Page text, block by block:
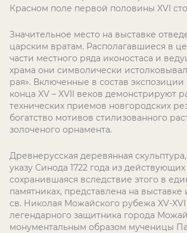
Красном поле первой половины XVI
Значительное место на выставке
царским вратам. Располагавшиеся в
части местного ряда иконостаса и
храма они символически
рая». Включенные в состав экспозиции
конца XV – XVII веков демонстрируют
технических приемов новгородских
богатство мотивов стилизованного
золоченого орнамента.
Древнерусская деревянная скульптура,
указу Синода 1722 года из
сохранившаяся вследствие этого в
памятниках, представлена на
св. Николая Можайского рубежа XV-
легендарного защитника города
монументальным образом мученицы